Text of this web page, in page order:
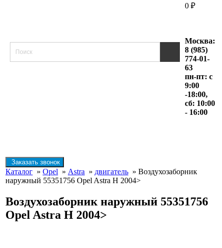
0 ₽
Москва:
8 (985)
774-01-
63
пн-пт: с
9:00
-18:00,
сб: 10:00
- 16:00
Заказать звонок
Каталог » Opel » Astra » двигатель » Воздухозаборник
наружный 55351756 Opel Astra H 2004>
Воздухозаборник наружный 55351756
Opel Astra H 2004>